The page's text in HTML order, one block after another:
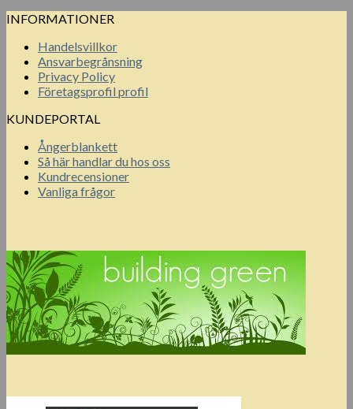
INFORMATIONER
Handelsvillkor
Ansvarbegrånsning
Privacy Policy
Företagsprofil profil
KUNDEPORTAL
Ångerblankett
Så här handlar du hos oss
Kundrecensioner
Vanliga frågor